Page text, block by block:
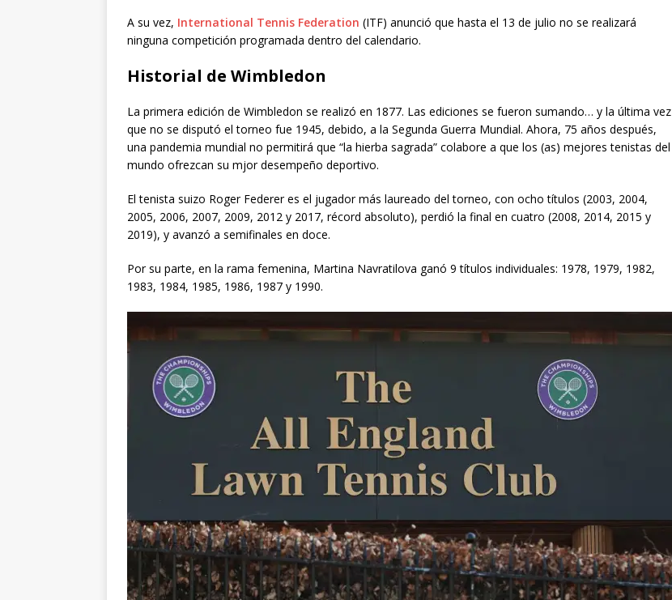
A su vez, International Tennis Federation (ITF) anunció que hasta el 13 de julio no se realizará
ninguna competición programada dentro del calendario.
Historial de Wimbledon
La primera edición de Wimbledon se realizó en 1877. Las ediciones se fueron sumando… y la última vez
que no se disputó el torneo fue 1945, debido, a la Segunda Guerra Mundial. Ahora, 75 años después,
una pandemia mundial no permitirá que “la hierba sagrada” colabore a que los (as) mejores tenistas del
mundo ofrezcan su mjor desempeño deportivo.
El tenista suizo Roger Federer es el jugador más laureado del torneo, con ocho títulos (2003, 2004,
2005, 2006, 2007, 2009, 2012 y 2017, récord absoluto), perdió la final en cuatro (2008, 2014, 2015 y
2019), y avanzó a semifinales en doce.
Por su parte, en la rama femenina, Martina Navratilova ganó 9 títulos individuales: 1978, 1979, 1982,
1983, 1984, 1985, 1986, 1987 y 1990.